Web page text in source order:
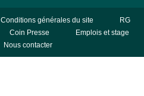
Conditions générales du site
RG
Coin Presse
Emplois et stage
Nous contacter